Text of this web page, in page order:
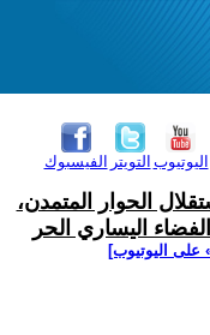
الفيسبوك التويتر اليوتيوب
الحوار المتمدن،
اليساري الحر
على اليوتيوب]